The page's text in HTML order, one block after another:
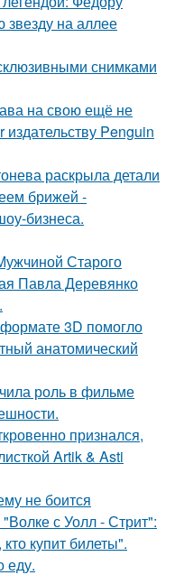
звезду на аллее
снимками
на свою ещё не
Penguin
раскрыла детали
брижей -
бизнеса.
Старого
Павла Деревянко
3D помогло
анатомический
роль в фильме
признался,
Artik & Asti
не боится
с Уолл - Стрит":
купит билеты".
еду.